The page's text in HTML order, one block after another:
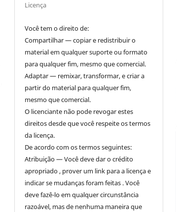
Licença
Você tem o direito de:
Compartilhar — copiar e redistribuir o
material em qualquer suporte ou formato
para qualquer fim, mesmo que comercial.
Adaptar — remixar, transformar, e criar a
partir do material para qualquer fim,
mesmo que comercial.
O licenciante não pode revogar estes
direitos desde que você respeite os termos
da licença.
De acordo com os termos seguintes:
Atribuição — Você deve dar o crédito
apropriado , prover um link para a licença e
indicar se mudanças foram feitas . Você
deve fazê-lo em qualquer circunstância
razoável, mas de nenhuma maneira que